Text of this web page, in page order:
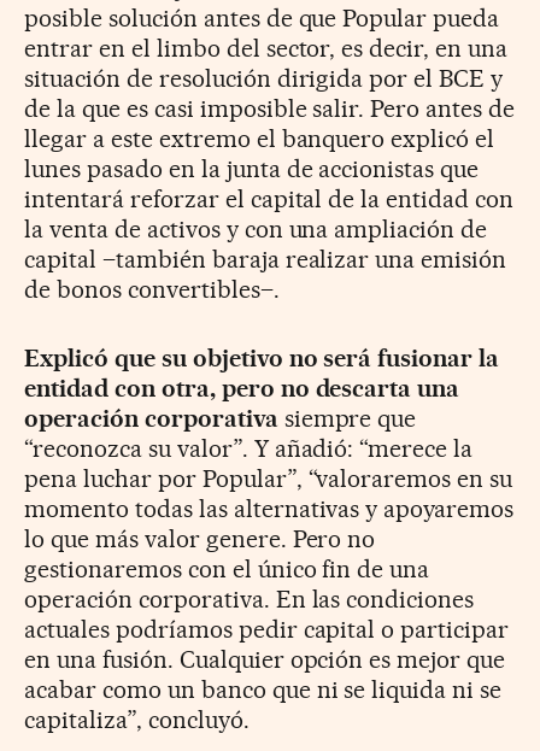
posible solución antes de que Popular pueda
entrar en el limbo del sector, es decir, en una
situación de resolución dirigida por el BCE y
de la que es casi imposible salir. Pero antes de
llegar a este extremo el banquero explicó el
lunes pasado en la junta de accionistas que
intentará reforzar el capital de la entidad con
la venta de activos y con una ampliación de
capital –también baraja realizar una emisión
de bonos convertibles–.
Explicó que su objetivo no será fusionar la
entidad con otra, pero no descarta una
operación corporativa siempre que
“reconozca su valor”. Y añadió: “merece la
pena luchar por Popular”, “valoraremos en su
momento todas las alternativas y apoyaremos
lo que más valor genere. Pero no
gestionaremos con el único fin de una
operación corporativa. En las condiciones
actuales podríamos pedir capital o participar
en una fusión. Cualquier opción es mejor que
acabar como un banco que ni se liquida ni se
capitaliza”, concluyó.